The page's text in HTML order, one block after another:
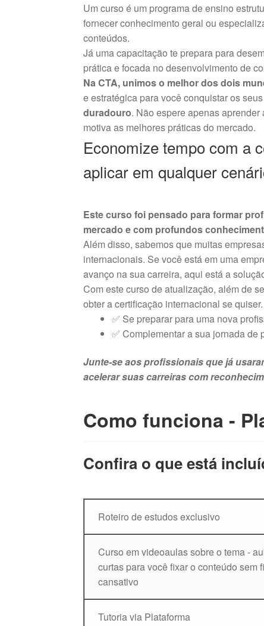
Um curso é um programa de ensino
fornecer conhecimento geral ou
conteúdos.
Já uma capacitação te prepara para
prática e focada no desenvolvimento de
Na CTA, unimos o melhor dos dois
e estratégica para você conquistar os
duradouro. Não espere apenas
motiva as melhores práticas do mercado.
Economize tempo com a
aplicar em qualquer
Este curso foi pensado para formar
mercado e com profundos
Além disso, sabemos que muitas
internacionais. Se você está em uma
avanço na sua carreira, aqui está a
Com este curso de atualização, além de
obter a certificação internacional se quiser.
✅ Se preparar para uma nova
✅ Complementar a sua jornada de
Junte-se aos profissionais que já
acelerar suas carreiras com
Como funciona -
Confira o que está
Roteiro de estudos exclusivo
Curso em videoaulas sobre o tema -
curtas para você fixar o conteúdo sem
cansativo
Tutoria via Plataforma